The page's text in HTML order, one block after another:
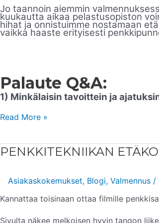
Jo taannoin aiemmin
kuukautta aikaa pelastusopiston
hihat ja onnistuimme nostamaan
vaikka haaste erityisesti
Palaute Q&A:
1) Minkälaisin tavoittein ja
Read More »
PENKKITEKNIIKAN
Asiakaskokemukset, Blogi, Valmennus /
Kannattaa toisinaan ottaa filmille
Sivulta näkee melkoisen hyvin tangon
PENKKITEKNIIKAN
ETÄKOUTSAUSTA